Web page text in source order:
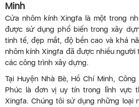
Minh
Cửa nhôm kính Xingfa là một trong
được sử dụng phổ biến trong xây
tinh tế, đẹp mắt, độ bền cao và khả
nhôm kính Xingfa đã được nhiều người
các công trình xây dựng.
Tại Huyện Nhà Bè, Hồ Chí Minh,
Phúc là đơn vị uy tín trong lĩnh vực
Xingfa. Chúng tôi sử dụng những loại